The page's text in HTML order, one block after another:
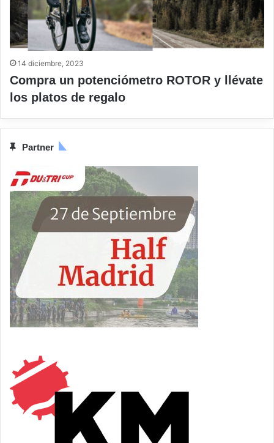
14 diciembre, 2023
Compra un potenciómetro ROTOR y llévate
los platos de regalo
Partner